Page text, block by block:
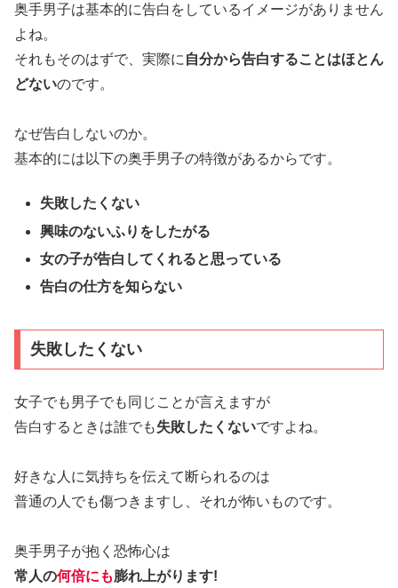
奥手男子は基本的に告白をしているイメージがありません
よね。
それもそのはずで、実際に 自分から告白することはほとん
どないのです。
なぜ告白しないのか。
基本的には以下の奥手男子の特徴があるからです。
失敗したくない
興味のないふりをしたがる
女の子が告白してくれると思っている
告白の仕方を知らない
失敗したくない
女子でも男子でも同じことが言えますが
告白するときは誰でも失敗したくないですよね。
好きな人に気持ちを伝えて断られるのは
普通の人でも傷つきますし、それが怖いものです。
奥手男子が抱く恐怖心は
常人の何倍に も膨れ上がります!